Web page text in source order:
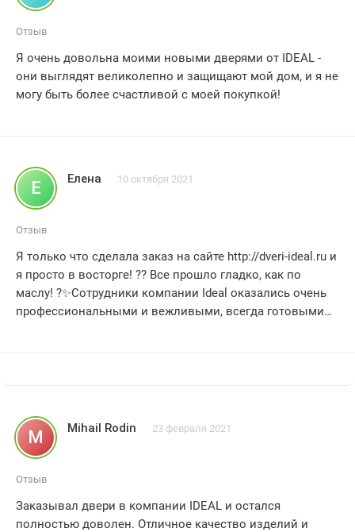
Отзыв
Я очень довольна моими новыми дверями от IDEAL -
они выглядят великолепно и защищают мой дом, и я не
могу быть более счастливой с моей покупкой!
Е Елена 10 октября 2021
Отзыв
Я только что сделала заказ на сайте http://dveri-ideal.ru и
я просто в восторге! ?? Все прошло гладко, как по
маслу! ?✨Сотрудники компании Ideal оказались очень
профессиональными и вежливыми, всегда готовыми
отличную работу! ??
M Mihail Rodin 23 февраля 2021
Отзыв
Заказывал двери в компании IDEAL и остался
полностью доволен. Отличное качество изделий и